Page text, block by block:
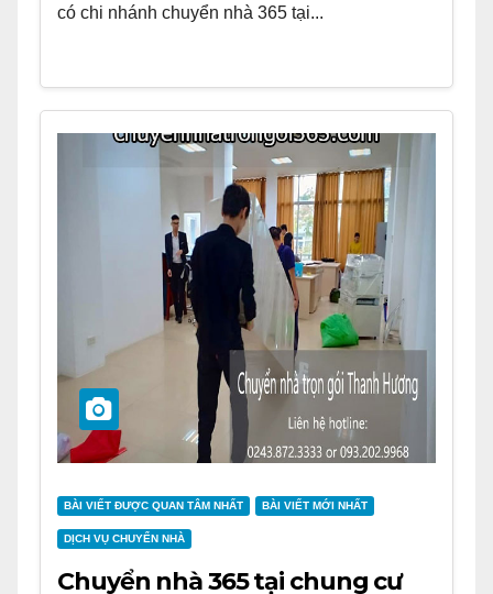
có chi nhánh chuyển nhà 365 tại...
BÀI VIẾT ĐƯỢC QUAN TÂM NHẤT BÀI VIẾT MỚI NHẤT
DỊCH VỤ CHUYỂN NHÀ
Chuyển nhà 365 tại chung cư